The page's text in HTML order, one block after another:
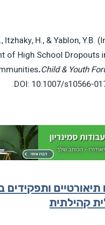
Itzhaky, H., & Yablon, Y.B.
of High School Dropouts
.Child & Youth
DOI: 10.1007/s10566-
תיאורטיים ותפקידים
קהילתית